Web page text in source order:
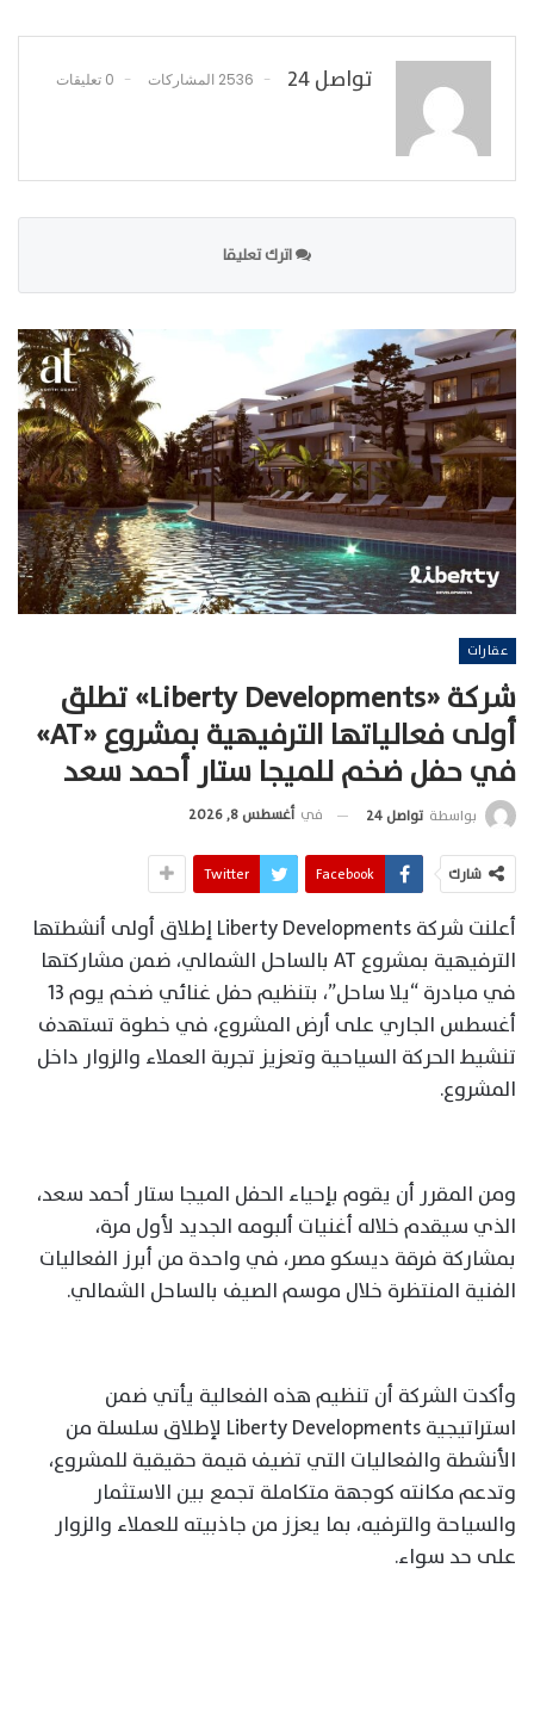
تواصل 24 2536 المشاركات 0 تعليقات
اترك تعليقا
عقارات
شركة «Liberty Developments» تطلق
أولى فعالياتها الترفيهية بمشروع «AT»
في حفل ضخم للميجا ستار أحمد سعد
بواسطة تواصل 24 في أغسطس 8, 2026
شارك Facebook
Twitter
أعلنت شركة Liberty Developments إطلاق أولى أنشطتها
الترفيهية بمشروع AT بالساحل الشمالي، ضمن مشاركتها
في مبادرة “يلا ساحل”، بتنظيم حفل غنائي ضخم يوم 13
أغسطس الجاري على أرض المشروع، في خطوة تستهدف
تنشيط الحركة السياحية وتعزيز تجربة العملاء والزوار داخل
المشروع.
ومن المقرر أن يقوم بإحياء الحفل الميجا ستار أحمد سعد،
الذي سيقدم خلاله أغنيات ألبومه الجديد لأول مرة،
بمشاركة فرقة ديسكو مصر، في واحدة من أبرز الفعاليات
الفنية المنتظرة خلال موسم الصيف بالساحل الشمالي.
وأكدت الشركة أن تنظيم هذه الفعالية يأتي ضمن
استراتيجية Liberty Developments لإطلاق سلسلة من
الأنشطة والفعاليات التي تضيف قيمة حقيقية للمشروع،
وتدعم مكانته كوجهة متكاملة تجمع بين الاستثمار
والسياحة والترفيه، بما يعزز من جاذبيته للعملاء والزوار
على حد سواء.